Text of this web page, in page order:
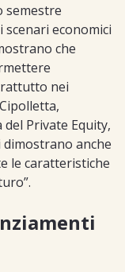
semestre
scenari economici
che
nei
del Private Equity,
dimostrano anche
le caratteristiche